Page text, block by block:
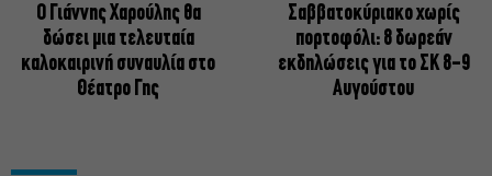
Ο Γιάννης Χαρούλης θα
δώσει μια τελευταία
καλοκαιρινή συναυλία στο
Θέατρο Γης
Σαββατοκύριακο χωρίς
πορτοφόλι: 8 δωρεάν
εκδηλώσεις για το ΣΚ 8-9
Αυγούστου